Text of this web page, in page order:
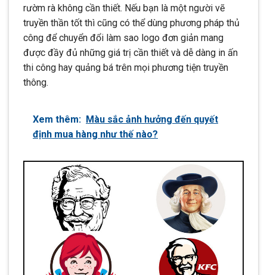
rườm rà không cần thiết. Nếu bạn là một người vẽ
truyền thần tốt thì cũng có thể dùng phương pháp thủ
công để chuyển đổi làm sao logo đơn giản mang
được đầy đủ những giá trị cần thiết và dễ dàng in ấn
thi công hay quảng bá trên mọi phương tiện truyền
thông.
Xem thêm: Màu sắc ảnh hưởng đến quyết
định mua hàng như thế nào?